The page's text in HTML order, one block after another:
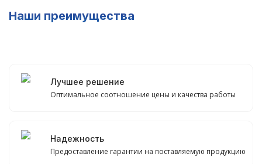
Наши преимущества
Лучшее решение
Оптимальное соотношение цены и качества работы
Надежность
Предоставление гарантии на поставляемую продукцию